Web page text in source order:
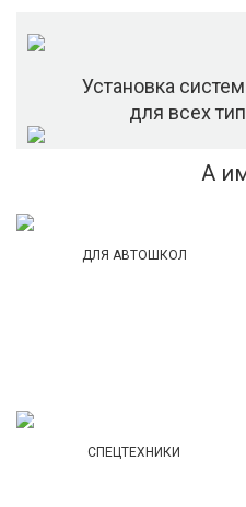
Установка
для всех
А
ДЛЯ АВТОШКОЛ
СПЕЦТЕХНИКИ